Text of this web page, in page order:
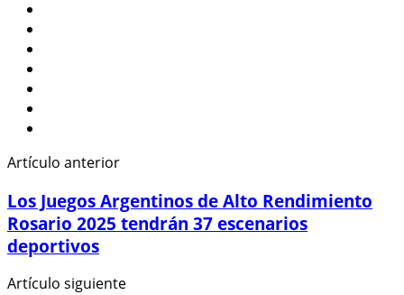
Artículo anterior
Los Juegos Argentinos de Alto Rendimiento
Rosario 2025 tendrán 37 escenarios
deportivos
Artículo siguiente